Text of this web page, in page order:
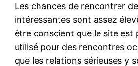
Les chances de rencontrer
intéressantes sont assez
être conscient que le site est
utilisé pour des rencontres
que les relations sérieuses y